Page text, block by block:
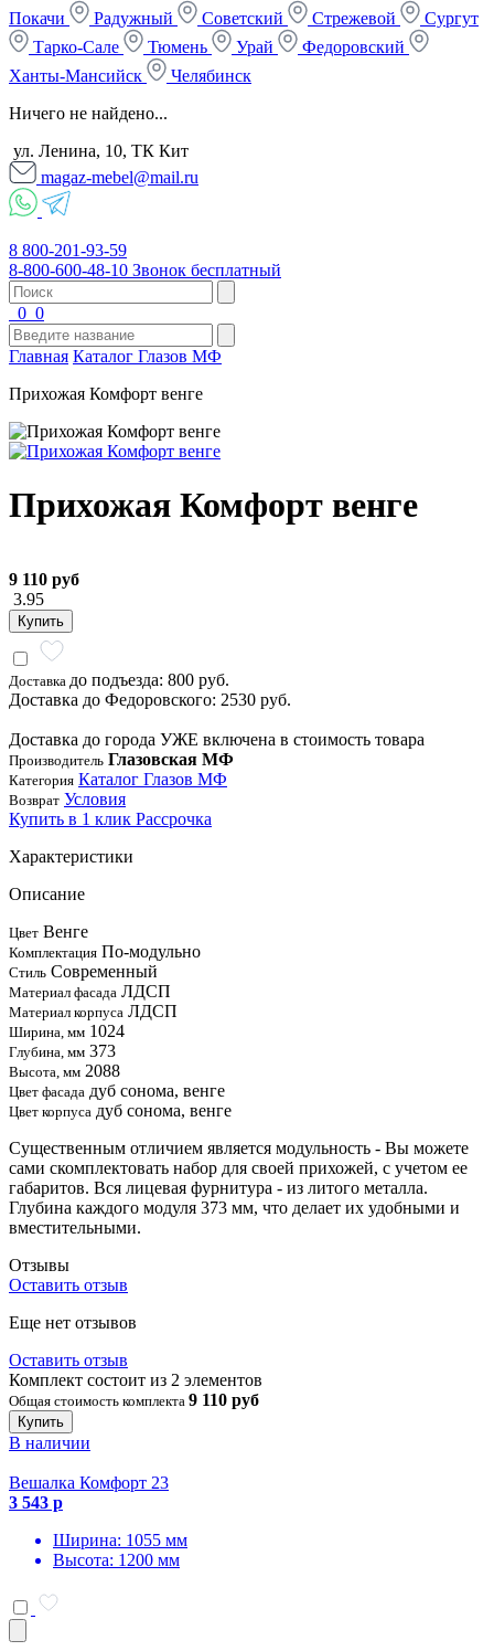
Покачи
Радужный Советский Стрежевой
Сургут
Тарко-Сале
Тюмень Урай
Федоровский
Ханты-Мансийск
Челябинск
Ничего не найдено...
ул. Ленина, 10, ТК Кит
magaz-mebel@mail.ru
8 800-201-93-59
8-800-600-48-10 Звонок бесплатный
0 0
Главная Каталог Глазов МФ
Прихожая Комфорт венге
Прихожая Комфорт венге
9 110 руб
3.95
Купить
Доставка до подъезда: 800 руб.
Доставка до Федоровского: 2530 руб.
Доставка до города УЖЕ включена в стоимость товара
Производитель Глазовская МФ
Категория Каталог Глазов МФ
Возврат Условия
Купить в 1 клик Рассрочка
Характеристики
Описание
Цвет Венге
Комплектация По-модульно
Стиль Современный
Материал фасада ЛДСП
Материал корпуса ЛДСП
Ширина, мм 1024
Глубина, мм 373
Высота, мм 2088
Цвет фасада дуб сонома, венге
Цвет корпуса дуб сонома, венге
Существенным отличием является модульность - Вы можете
сами скомплектовать набор для своей прихожей, с учетом ее
габаритов. Вся лицевая фурнитура - из литого металла.
Глубина каждого модуля 373 мм, что делает их удобными и
вместительными.
Отзывы
Оставить отзыв
Еще нет отзывов
Оставить отзыв
Комплект состоит из 2 элементов
Общая стоимость комплекта 9 110 руб
Купить
В наличии
Вешалка Комфорт 23
3 543 р
Ширина: 1055 мм
Высота: 1200 мм